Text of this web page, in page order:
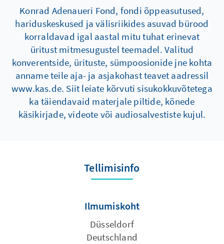
Konrad Adenaueri Fond, fondi õppeasutused,
hariduskeskused ja välisriikides asuvad bürood
korraldavad igal aastal mitu tuhat erinevat
üritust mitmesugustel teemadel. Valitud
konverentside, ürituste, sümpoosionide jne kohta
anname teile aja- ja asjakohast teavet aadressil
www.kas.de. Siit leiate kõrvuti sisukokkuvõtetega
ka täiendavaid materjale piltide, kõnede
käsikirjade, videote või audiosalvestiste kujul.
Tellimisinfo
Ilmumiskoht
Düsseldorf
Deutschland